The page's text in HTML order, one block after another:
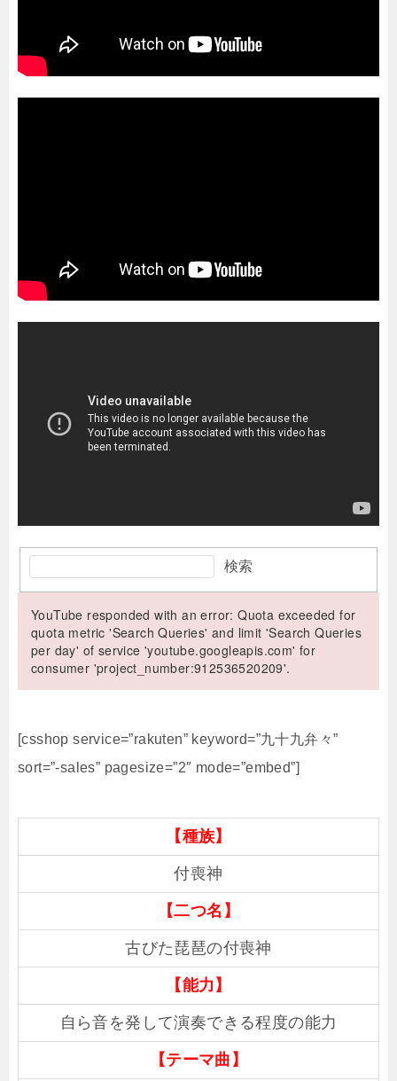
検索
YouTube responded with an error: Quota exceeded for
quota metric 'Search Queries' and limit 'Search Queries
per day' of service 'youtube.googleapis.com' for
consumer 'project_number:912536520209'.
[csshop service=”rakuten” keyword=”九十九弁々”
sort=”-sales” pagesize=”2″ mode=”embed”]
【種族】
付喪神
【二つ名】
古びた琵琶の付喪神
【能力】
自ら音を発して演奏できる程度の能力
【テーマ曲】